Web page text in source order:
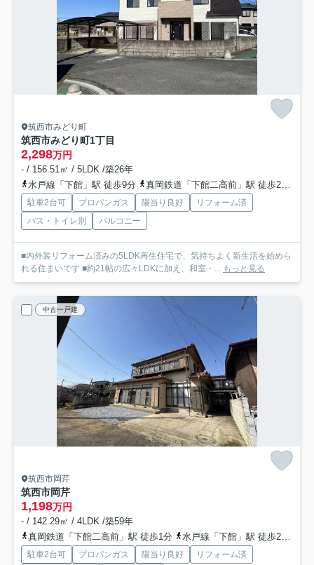
筑西市みどり町
筑西市みどり町1丁目
2,298万円
- / 156.51㎡ / 5LDK /築26年
水戸線「下館」駅 徒歩9分
真岡鉄道「下館二高前」駅 徒歩29分
駐車2台可 プロパンガス 陽当り良好
リフォーム済
バス・トイレ別
バルコニー
■内外装リフォーム済みの5LDK再生住宅で、気持ちよく新生活を始めら
れる住まいです ■約21帖の広々LDKに加え、和室・... もっと見る
中古一戸建
筑西市岡芹
筑西市岡芹
1,198万円
- / 142.29㎡ / 4LDK /築59年
真岡鉄道「下館二高前」駅 徒歩1分
水戸線「下館」駅 徒歩29分
駐車2台可 プロパンガス 陽当り良好
リフォーム済